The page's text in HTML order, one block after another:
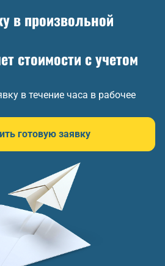
в произвольной
стоимости с учетом
в течение часа в рабочее
готовую заявку